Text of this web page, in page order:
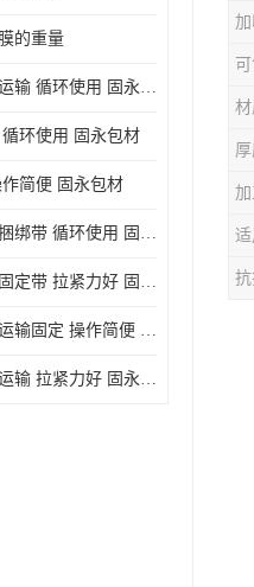
的重量
水果透气运输 循环使用 固永包材
环使用 固永包材
简便 固永包材
透气运输捆绑带 循环使用 固永包材
固永托盘固定带 拉紧力好 固永包材
药品通风运输固定 操作简便 固永包材
蔬菜通风运输 拉紧力好 固永包材
加
加